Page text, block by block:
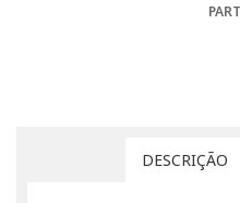
DESCRIÇÃO